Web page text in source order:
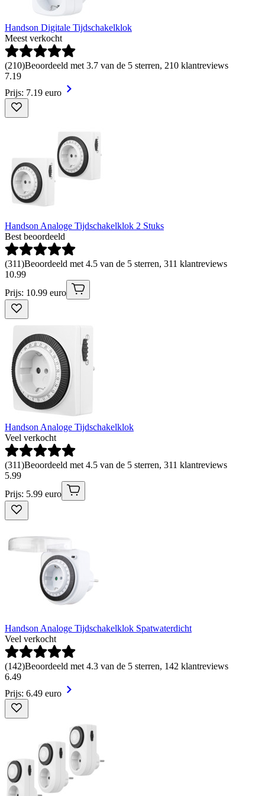
Handson Digitale Tijdschakelklok
Meest verkocht
(210)Beoordeeld met 3.7 van de 5 sterren, 210 klantreviews
7.19
Prijs: 7.19 euro
Handson Analoge Tijdschakelklok 2 Stuks
Best beoordeeld
(311)Beoordeeld met 4.5 van de 5 sterren, 311 klantreviews
10.99
Prijs: 10.99 euro
Handson Analoge Tijdschakelklok
Veel verkocht
(311)Beoordeeld met 4.5 van de 5 sterren, 311 klantreviews
5.99
Prijs: 5.99 euro
Handson Analoge Tijdschakelklok Spatwaterdicht
Veel verkocht
(142)Beoordeeld met 4.3 van de 5 sterren, 142 klantreviews
6.49
Prijs: 6.49 euro